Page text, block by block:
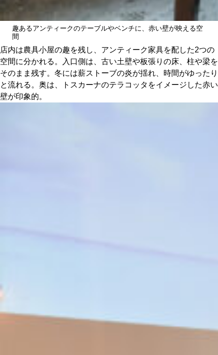
趣あるアンティークのテーブルやベンチに、赤い壁が映える空
間
店内は農具小屋の趣を残し、アンティーク家具を配した2つの
空間に分かれる。入口側は、古い土壁や板張りの床、柱や梁を
そのまま残す。冬には薪ストーブの炎が揺れ、時間がゆったり
と流れる。奥は、トスカーナのテラコッタをイメージした赤い
壁が印象的。